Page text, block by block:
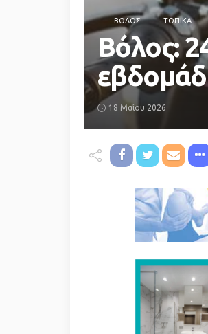
ΒΌΛΟΣ ΤΟΠΙΚΆ
Βόλος:
18 Μαΐου 2026